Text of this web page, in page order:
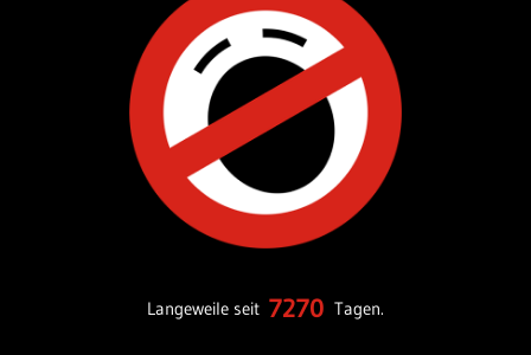
Langeweile seit 7270 Tagen.